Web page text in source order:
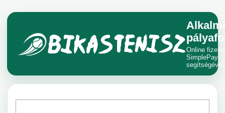
Alkalmi
Online
SimplePay
segítségével.